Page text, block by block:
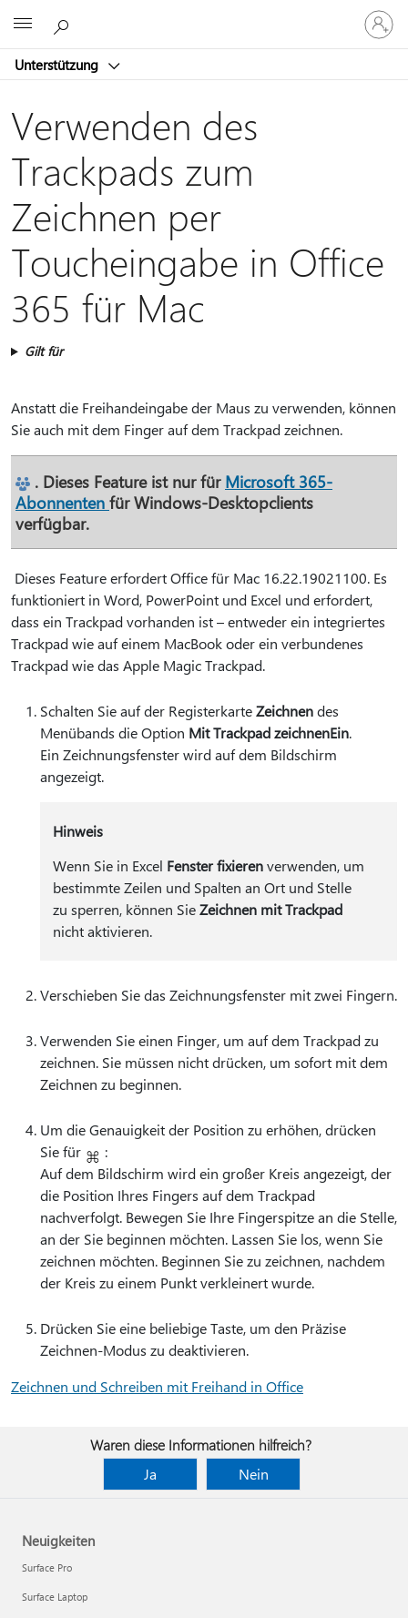
Unterstützung
Bei
Ihrem
Konto
Verwenden des
Trackpads zum
Zeichnen per
Toucheingabe in Office
365 für Mac
Gilt für
Anstatt die Freihandeingabe der Maus zu verwenden, können
Sie auch mit dem Finger auf dem Trackpad zeichnen.
. Dieses Feature ist nur für Microsoft 365-
Abonnenten für Windows-Desktopclients
verfügbar.
Dieses Feature erfordert Office für Mac 16.22.19021100. Es
funktioniert in Word, PowerPoint und Excel und erfordert,
dass ein Trackpad vorhanden ist – entweder ein integriertes
Trackpad wie auf einem MacBook oder ein verbundenes
Trackpad wie das Apple Magic Trackpad.
Schalten Sie auf der RegisterkarteZeichnendes
Menübands die Option Mit Trackpad zeichnenEin.
Ein Zeichnungsfenster wird auf dem Bildschirm
angezeigt.
Hinweis
Wenn Sie in Excel Fenster fixierenverwenden, um
bestimmte Zeilen und Spalten an Ort und Stelle
zu sperren, können SieZeichnen mit Trackpad
nicht aktivieren.
Verschieben Sie das Zeichnungsfenster mit zwei Fingern.
Verwenden Sie einen Finger, um auf dem Trackpad zu
zeichnen. Sie müssen nicht drücken, um sofort mit dem
Zeichnen zu beginnen.
Um die Genauigkeit der Position zu erhöhen, drücken
Sie für
:
Auf dem Bildschirm wird ein großer Kreis angezeigt, der
die Position Ihres Fingers auf dem Trackpad
nachverfolgt. Bewegen Sie Ihre Fingerspitze an die Stelle,
an der Sie beginnen möchten. Lassen Sie los, wenn Sie
zeichnen möchten. Beginnen Sie zu zeichnen, nachdem
der Kreis zu einem Punkt verkleinert wurde.
Drücken Sie eine beliebige Taste, um den Präzise
Zeichnen-Modus zu deaktivieren.
Zeichnen und Schreiben mit Freihand in Office
Waren diese Informationen hilfreich?
Ja
Nein
Neuigkeiten
Surface Pro
Surface Laptop